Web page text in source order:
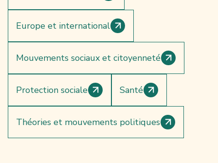
Europe et international
Mouvements sociaux et citoyenneté
Protection sociale Santé
Théories et mouvements politiques